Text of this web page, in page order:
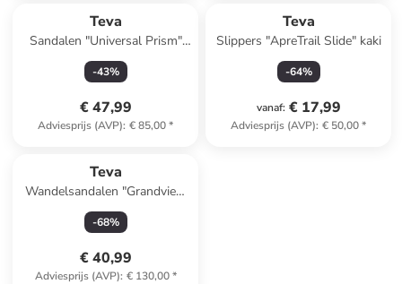
Teva
Sandalen "Universal Prism"
meerkleurig
-43%
€ 47,99
Adviesprijs (AVP): € 85,00*
Teva
Slippers "ApreTrail Slide" kaki
-64%
vanaf: € 17,99
Adviesprijs (AVP): € 50,00*
Teva
Wandelsandalen "Grandview
Max" grijs/turquoise
-68%
€ 40,99
Adviesprijs (AVP): € 130,00*